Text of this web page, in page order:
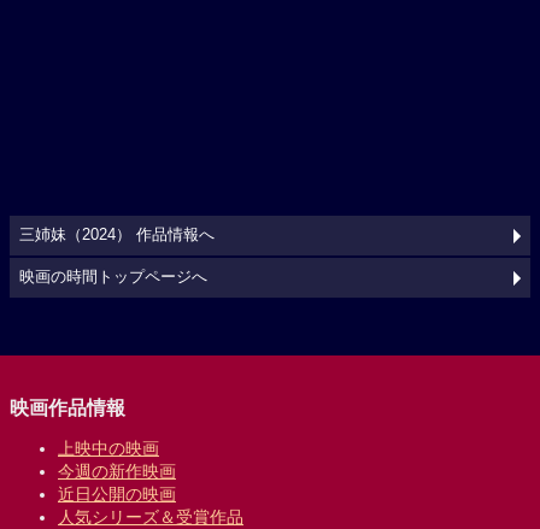
三姉妹（2024） 作品情報へ
映画の時間トップページへ
映画作品情報
上映中の映画
今週の新作映画
近日公開の映画
人気シリーズ＆受賞作品